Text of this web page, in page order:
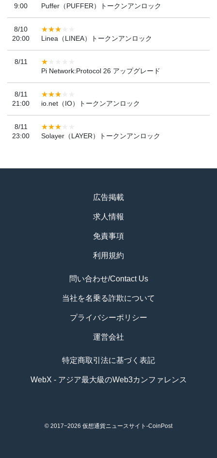
9:00
Puffer（PUFFER）トークンアンロック
8/10
20:00
Linea（LINEA）トークンアンロック
8/11
Pi Network:Protocol 26 アップグレード
8/11
21:00
io.net（IO）トークンアンロック
8/11
23:00
Solayer（LAYER）トークンアンロック
広告掲載
求人情報
免責事項
利用規約
問い合わせ/Contact Us
当社を名乗る詐欺について
プライバシーポリシー
運営会社
特定商取引法に基づく表記
WebX - アジア最大級のWeb3カンファレンス
© 2017−2026 仮想通貨ニュースサイト-CoinPost